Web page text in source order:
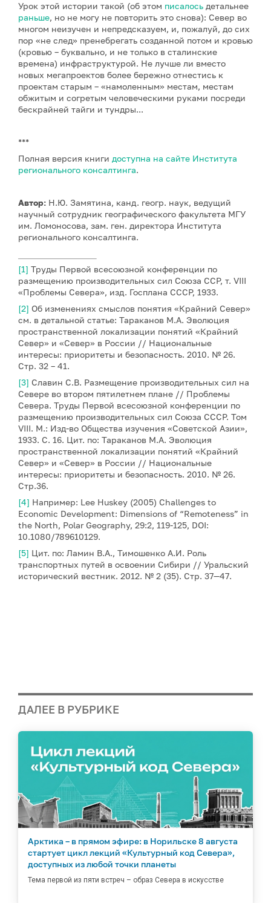
Урок этой истории такой (об этом писалось детальнее
раньше, но не могу не повторить это снова): Север во
многом неизучен и непредсказуем, и, пожалуй, до сих
пор «не след» пренебрегать созданной потом и кровью
(кровью – буквально, и не только в сталинские
времена) инфраструктурой. Не лучше ли вместо
новых мегапроектов более бережно отнестись к
проектам старым – «намоленным» местам, местам
обжитым и согретым человеческими руками посреди
бескрайней тайги и тундры...
***
Полная версия книги доступна на сайте Института
регионального консалтинга.
Автор: Н.Ю. Замятина, канд. геогр. наук, ведущий
научный сотрудник географического факультета МГУ
им. Ломоносова, зам. ген. директора Института
регионального консалтинга.
[1] Труды Первой всесоюзной конференции по
размещению производительных сил Союза ССР, т. VIII
«Проблемы Севера», изд. Госплана СССР, 1933.
[2] Об изменениях смыслов понятия «Крайний Север»
см. в детальной статье: Тараканов М.А. Эволюция
пространственной локализации понятий «Крайний
Север» и «Север» в России // Национальные
интересы: приоритеты и безопасность. 2010. № 26.
Стр. 32 – 41.
[3] Славин С.В. Размещение производительных сил на
Севере во втором пятилетнем плане // Проблемы
Севера. Труды Первой всесоюзной конференции по
размещению производительных сил Союза СССР. Том
VIII. М.: Изд-во Общества изучения «Советской Азии»,
1933. C. 16. Цит. по: Тараканов М.А. Эволюция
пространственной локализации понятий «Крайний
Север» и «Север» в России // Национальные
интересы: приоритеты и безопасность. 2010. № 26.
Стр.36.
[4] Например: Lee Huskey (2005) Challenges to
Economic Development: Dimensions of “Remoteness” in
the North, Polar Geography, 29:2, 119-125, DOI:
10.1080/789610129.
[5] Цит. по: Ламин В.А., Тимошенко А.И. Роль
транспортных путей в освоении Сибири // Уральский
исторический вестник. 2012. № 2 (35). Стр. 37—47.
ДАЛЕЕ В РУБРИКЕ
Арктика – в прямом эфире: в Норильске 8 августа
стартует цикл лекций «Культурный код Севера»,
доступных из любой точки планеты
Тема первой из пяти встреч – образ Севера в искусстве